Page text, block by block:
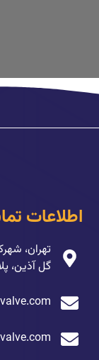
اطلاعات
تهران،
گل آذین،